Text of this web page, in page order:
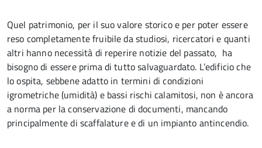
Quel patrimonio, per il suo valore storico e per poter essere
reso completamente fruibile da studiosi, ricercatori e quanti
altri hanno necessità di reperire notizie del passato, ha
bisogno di essere prima di tutto salvaguardato. L’edificio che
lo ospita, sebbene adatto in termini di condizioni
igrometriche (umidità) e bassi rischi calamitosi, non è ancora
a norma per la conservazione di documenti, mancando
principalmente di scaffalature e di un impianto antincendio.